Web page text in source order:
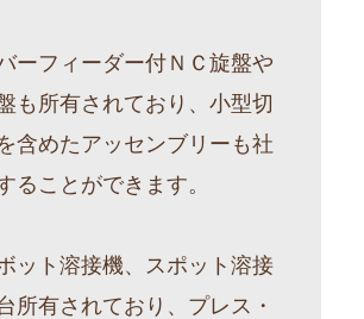
ーフィーダー付ＮＣ旋盤や
も所有されており、小型切
含めたアッセンブリーも社
ることができます。
ット溶接機、スポット溶接
所有されており、プレス・